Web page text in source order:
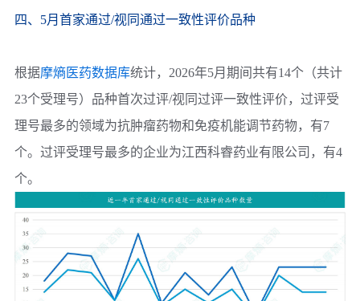
四、5月首家通过/视同通过一致性评价品种
根据摩熵医药数据库统计，2026年5月期间共有14个（共计
23个受理号）品种首次过评/视同过评一致性评价，过评受
理号最多的领域为抗肿瘤药物和免疫机能调节药物，有7
个。过评受理号最多的企业为江西科睿药业有限公司 ，有4
个。